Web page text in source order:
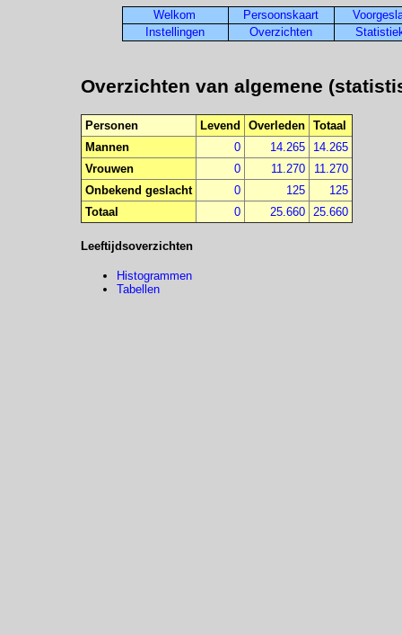
Welkom Persoonskaart
Instellingen
Overzichten
Overzichten van algemene
Personen Levend Overleden Totaal
Mannen
0 14.265
14.265
Vrouwen
0 11.270
11.270
Onbekend geslacht
0 125
125
Totaal
0 25.660 25.660
Leeftijdsoverzichten
Histogrammen
Tabellen